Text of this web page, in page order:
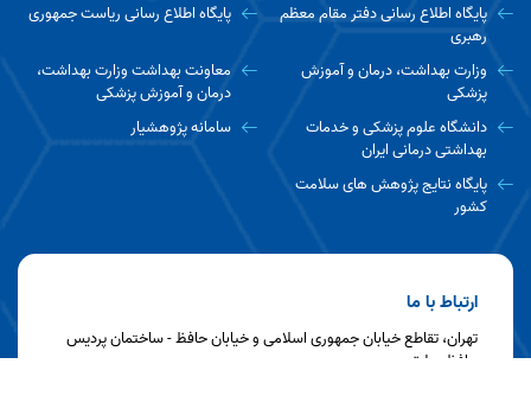
پایگاه اطلاع رسانی دفتر مقام معظم
رهبری
پایگاه اطلاع رسانی ریاست جمهوری
وزارت بهداشت، درمان و آموزش
پزشکی
معاونت بهداشت وزارت بهداشت،
درمان و آموزش پزشکی
دانشگاه علوم پزشکی و خدمات
بهداشتی درمانی ایران
سامانه پژوهشیار
پایگاه نتایج پژوهش های سلامت
کشور
ارتباط با ما
تهران، تقاطع خیابان جمهوری اسلامی و خیابان حافظ - ساختمان پردیس
حافظ - طبقه سوم